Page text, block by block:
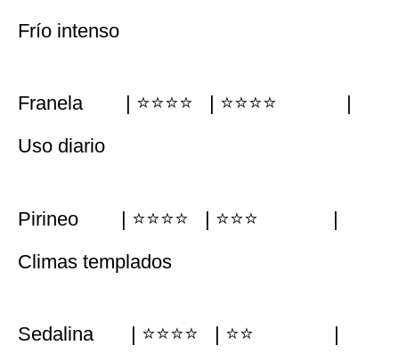
Frío intenso
Franela | ⭐⭐⭐⭐ | ⭐⭐⭐⭐ |
Uso diario
Pirineo | ⭐⭐⭐⭐ | ⭐⭐⭐ |
Climas templados
Sedalina | ⭐⭐⭐⭐ | ⭐⭐ |